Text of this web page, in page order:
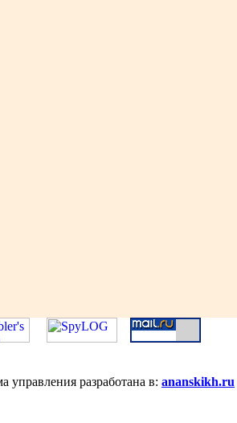
управления разработана в: ananskikh.ru